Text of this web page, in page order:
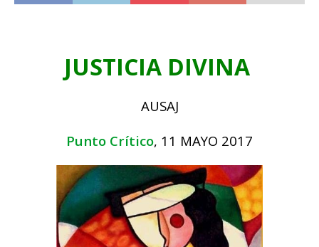
JUSTICIA DIVINA
AUSAJ
Punto Crítico, 11 MAYO 2017